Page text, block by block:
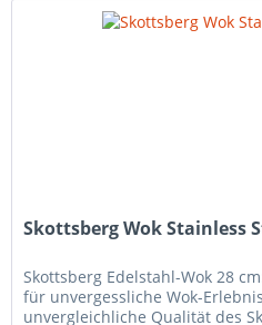
Skottsberg Wok Stainless
Skottsberg Edelstahl-Wok 28
für unvergessliche Wok-
unvergleichliche Qualität des